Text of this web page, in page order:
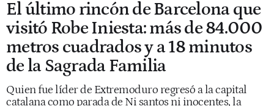
El último rincón de Barcelona que
visitó Robe Iniesta: más de 84.000
metros cuadrados y a 18 minutos
de la Sagrada Familia
Quien fue líder de Extremoduro regresó a la capital
catalana como parada de Ni santos ni inocentes, la